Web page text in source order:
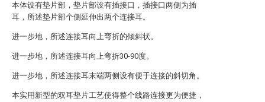
本体设有垫片部，垫片部设有插接口，插接口两侧为插
耳，所述垫片部个侧延伸出两个连接耳。
进一步地，所述连接耳向上弯折的倾斜状。
进一步地，所述连接耳向上弯折30-90度。
进一步地，所述连接耳末端两侧设有便于连接的斜切角。
本实用新型的双耳垫片工艺使得整个线路连接更为便捷，